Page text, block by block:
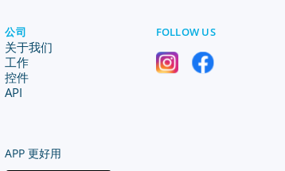
公司
关于我们
工作
控件
API
FOLLOW US
APP 更好用